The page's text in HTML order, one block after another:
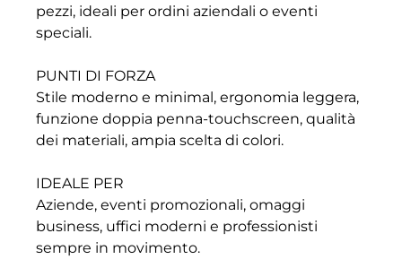
pezzi, ideali per ordini aziendali o eventi
speciali.
PUNTI DI FORZA
Stile moderno e minimal, ergonomia leggera,
funzione doppia penna-touchscreen, qualità
dei materiali, ampia scelta di colori.
IDEALE PER
Aziende, eventi promozionali, omaggi
business, uffici moderni e professionisti
sempre in movimento.